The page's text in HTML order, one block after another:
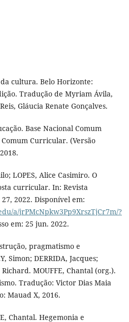
cultura. Belo Horizonte:
Tradução de Myriam Ávila,
Gláucia Renate Gonçalves.
Base Nacional Comum
Curricular. (Versão
LOPES, Alice Casimiro. O
curricular. In: Revista
2022. Disponível em:
a/jrPMcNpkw3Pp9XrszTjCr7m/?
em: 25 jun. 2022.
pragmatismo e
Simon; DERRIDA, Jacques;
MOUFFE, Chantal (org.).
Tradução: Victor Dias Maia
Mauad X, 2016.
Chantal. Hegemonia e